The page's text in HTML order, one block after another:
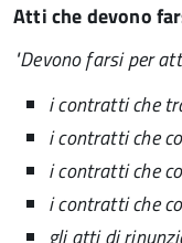
Atti che devono
"Devono farsi per
i contratti che
i contratti che
i contratti che
i contratti che
gli atti di